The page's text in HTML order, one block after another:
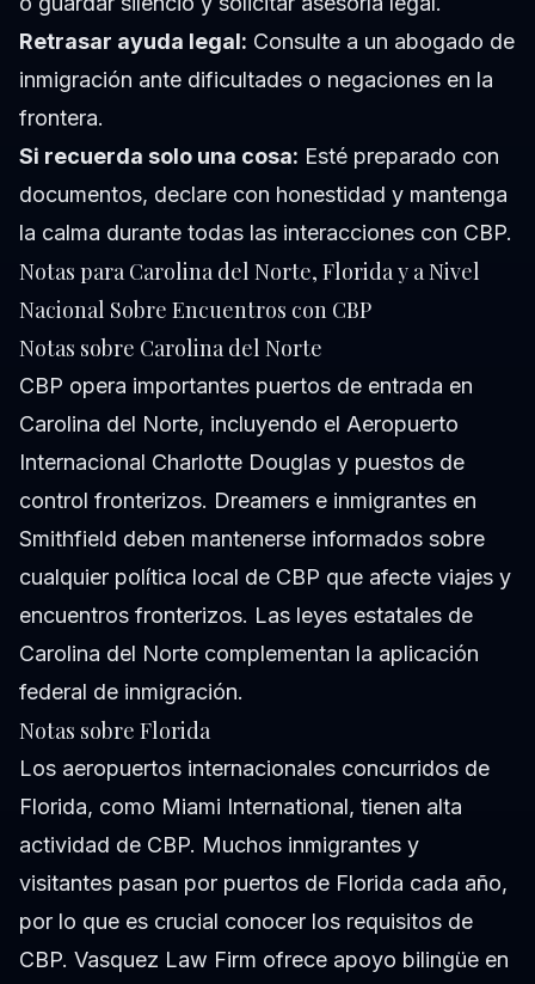
Retrasar ayuda legal: Consulte a un abogado de
inmigración ante dificultades o negaciones en la
frontera.
Si recuerda solo una cosa: Esté preparado con
documentos, declare con honestidad y mantenga
la calma durante todas las interacciones con CBP.
Notas para Carolina del Norte, Florida y a Nivel
Nacional Sobre Encuentros con CBP
Notas sobre Carolina del Norte
CBP opera importantes puertos de entrada en
Carolina del Norte, incluyendo el Aeropuerto
Internacional Charlotte Douglas y puestos de
control fronterizos. Dreamers e inmigrantes en
Smithfield deben mantenerse informados sobre
cualquier política local de CBP que afecte viajes y
encuentros fronterizos. Las leyes estatales de
Carolina del Norte complementan la aplicación
federal de inmigración.
Notas sobre Florida
Los aeropuertos internacionales concurridos de
Florida, como Miami International, tienen alta
actividad de CBP. Muchos inmigrantes y
visitantes pasan por puertos de Florida cada año,
por lo que es crucial conocer los requisitos de
CBP. Vasquez Law Firm ofrece apoyo bilingüe en